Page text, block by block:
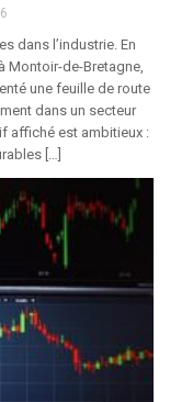
dans l’industrie. En
Montoir-de-Bretagne,
une feuille de route
dans un secteur
affiché est ambitieux :
[…]